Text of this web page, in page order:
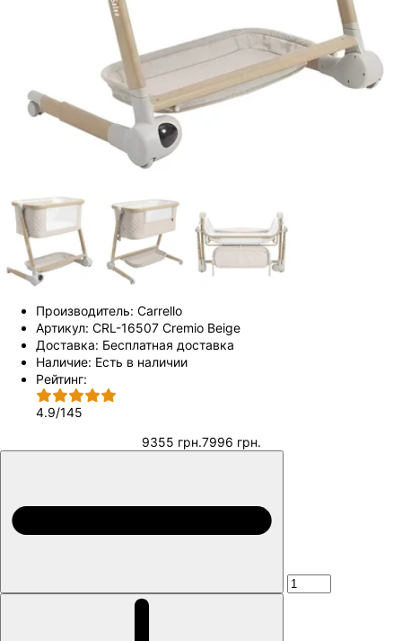
Производитель: Carrello
Артикул: CRL-16507 Cremio Beige
Доставка: Бесплатная доставка
Наличие: Есть в наличии
Рейтинг:
4.9/145
9355 грн.7996 грн.